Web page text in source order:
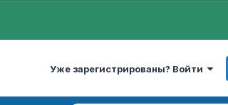
Уже зарегистрированы? Войти